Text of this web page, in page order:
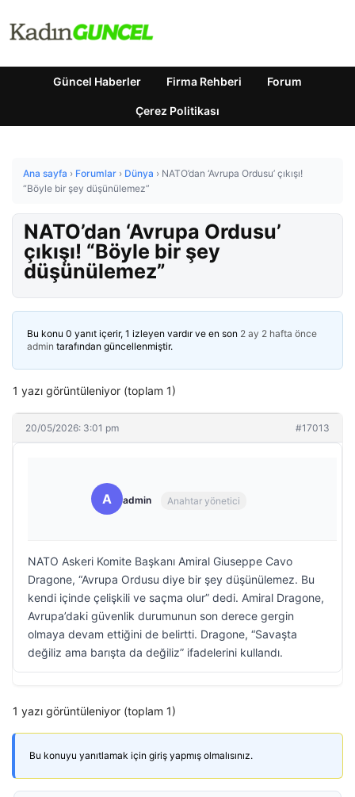
Güncel Haberler Firma Rehberi Forum
Çerez Politikası
Ana sayfa › Forumlar › Dünya › NATO’dan ‘Avrupa Ordusu’ çıkışı!
“Böyle bir şey düşünülemez”
NATO’dan ‘Avrupa Ordusu’
çıkışı! “Böyle bir şey
düşünülemez”
Bu konu 0 yanıt içerir, 1 izleyen vardır ve en son 2 ay 2 hafta önce
admin tarafından güncellenmiştir.
1 yazı görüntüleniyor (toplam 1)
20/05/2026: 3:01 pm #17013
A admin Anahtar yönetici
NATO Askeri Komite Başkanı Amiral Giuseppe Cavo
Dragone, “Avrupa Ordusu diye bir şey düşünülemez. Bu
kendi içinde çelişkili ve saçma olur” dedi. Amiral Dragone,
Avrupa’daki güvenlik durumunun son derece gergin
olmaya devam ettiğini de belirtti. Dragone, “Savaşta
değiliz ama barışta da değiliz” ifadelerini kullandı.
1 yazı görüntüleniyor (toplam 1)
Bu konuyu yanıtlamak için giriş yapmış olmalısınız.